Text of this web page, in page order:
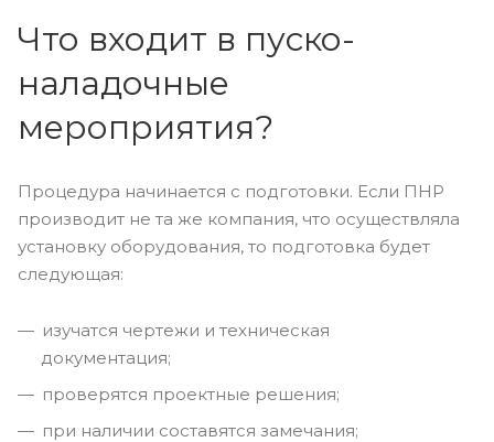
Что входит в пуско-
наладочные
мероприятия?
Процедура начинается с подготовки. Если ПНР
производит не та же компания, что осуществляла
установку оборудования, то подготовка будет
следующая:
изучатся чертежи и техническая
документация;
проверятся проектные решения;
при наличии составятся замечания;